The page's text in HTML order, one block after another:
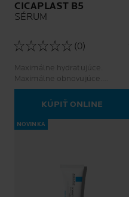
CICAPLAST B5
SÉRUM
(0)
Maximálne hydratujúce.
Maximálne obnovujúce.
Sérum s efektom neviditeľnej
náplaste.KÚPIŤ ONLINE
NOVINKA